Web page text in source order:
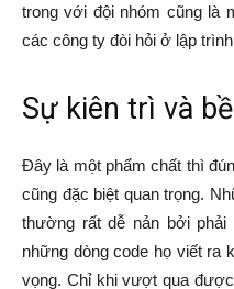
trong với đội nhóm cũng là
các công ty đòi hỏi ở lập
Sự kiên trì và
Đây là một phẩm chất thì
cũng đặc biệt quan trọng.
thường rất dễ nản bởi
những dòng code họ viết ra
vọng. Chỉ khi vượt qua